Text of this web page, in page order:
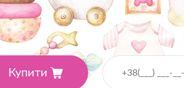
₴
Купити